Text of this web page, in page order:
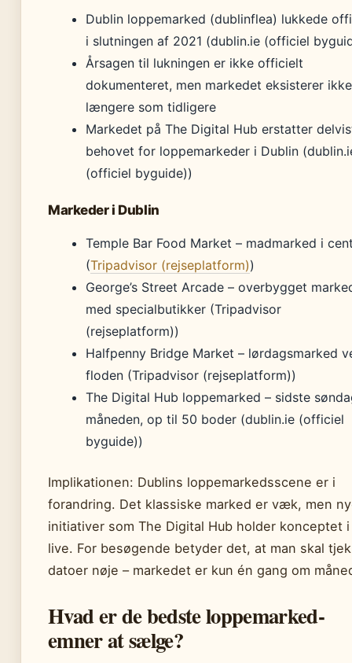
Dublin loppemarked (dublinflea) lukkede
i slutningen af 2021 (dublin.ie (officiel
Årsagen til lukningen er ikke officielt
dokumenteret, men markedet eksisterer ikke
længere som tidligere
Markedet på The Digital Hub erstatter
behovet for loppemarkeder i Dublin
(officiel byguide))
Markeder i Dublin
Temple Bar Food Market – madmarked i
(Tripadvisor (rejseplatform))
George’s Street Arcade – overbygget
med specialbutikker (Tripadvisor
(rejseplatform))
Halfpenny Bridge Market – lørdagsmarked
floden (Tripadvisor (rejseplatform))
The Digital Hub loppemarked – sidste
måneden, op til 50 boder (dublin.ie (officiel
byguide))
Implikationen: Dublins loppemarkedsscene er i
forandring. Det klassiske marked er væk, men
initiativer som The Digital Hub holder konceptet i
live. For besøgende betyder det, at man skal
datoer nøje – markedet er kun én gang om
Hvad er de bedste loppemarked-
emner at sælge?